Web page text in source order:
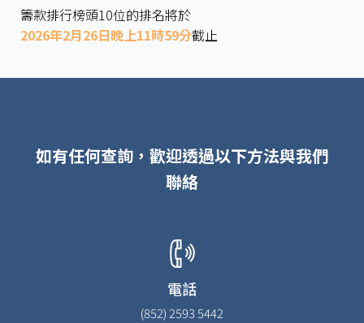
籌款排行榜頭10位的排名將於
2026年2月26日晚上11時59分截止
如有任何查詢，歡迎透過以下方法與我們
聯絡
電話
(852) 2593 5442